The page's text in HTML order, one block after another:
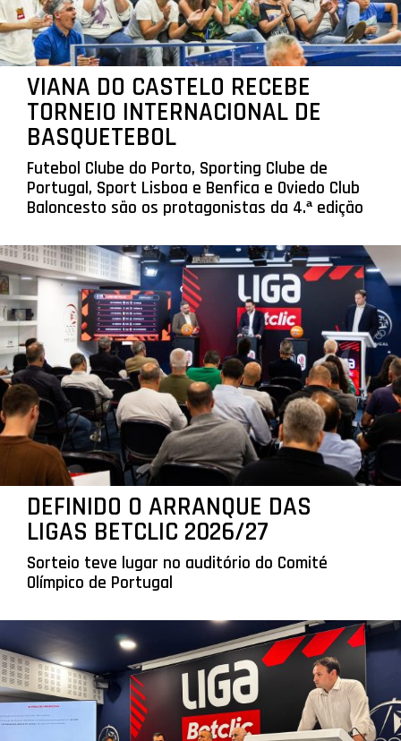
VIANA DO CASTELO RECEBE
TORNEIO INTERNACIONAL DE
BASQUETEBOL
Futebol Clube do Porto, Sporting Clube de
Portugal, Sport Lisboa e Benfica e Oviedo Club
Baloncesto são os protagonistas da 4.ª edição
DEFINIDO O ARRANQUE DAS
LIGAS BETCLIC 2026/27
Sorteio teve lugar no auditório do Comité
Olímpico de Portugal